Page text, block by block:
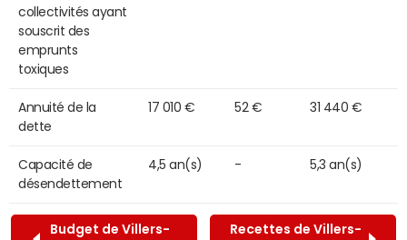
collectivités ayant
souscrit des
emprunts
toxiques
Annuité de la
dette
17 010 € 52 € 31 440 €
Capacité de
désendettement
4,5 an(s) - 5,3 an(s)
Budget de Villers-
Recettes de Villers-